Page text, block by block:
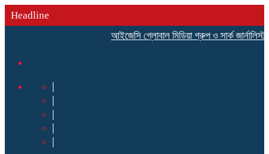
Headline
আইজেসি গ্লোবাল মিডিয়া গ্রুপ ও সার্ক জার্নালিস্ট